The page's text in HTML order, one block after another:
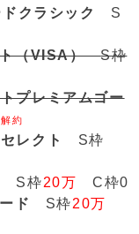
クラシック
S
ト（VISA）S枠
プレミアムゴー
約
レクト
S枠
S枠20万 C枠0
ド S枠20万